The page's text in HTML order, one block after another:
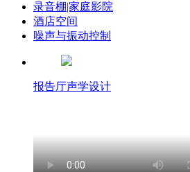
录音棚|家庭影院
酒店空间
噪声与振动控制
报告厅声学设计